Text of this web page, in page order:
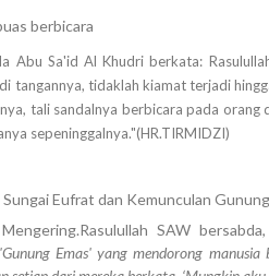
berbicara
Abu Sa'id Al Khudri berkata:
tangannya, tidaklah kiamat terjadi
tali sandalnya berbicara pada
sepeninggalnya."(HR.TIRMIDZI)
Eufrat dan Kemunculan
SAW bersabda,
Emas' yang mendorong